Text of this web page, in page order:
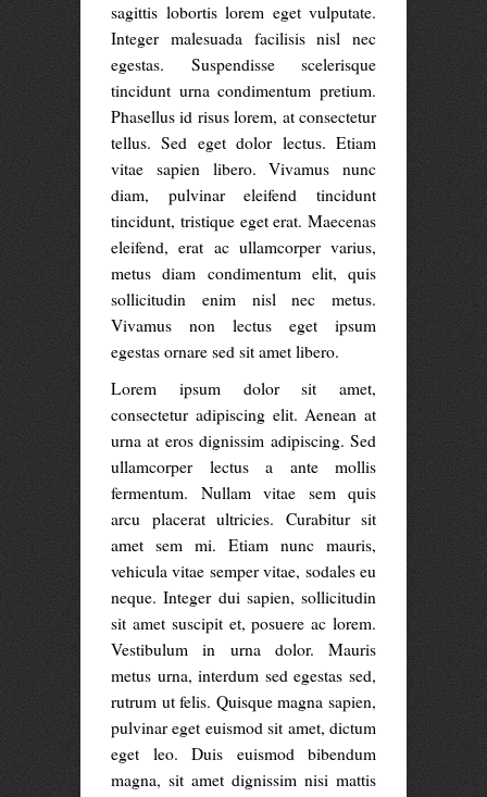
sagittis lobortis lorem eget vulputate.
Integer malesuada facilisis nisl nec
egestas. Suspendisse scelerisque
tincidunt urna condimentum pretium.
Phasellus id risus lorem, at consectetur
tellus. Sed eget dolor lectus. Etiam
vitae sapien libero. Vivamus nunc
diam, pulvinar eleifend tincidunt
tincidunt, tristique eget erat. Maecenas
eleifend, erat ac ullamcorper varius,
metus diam condimentum elit, quis
sollicitudin enim nisl nec metus.
Vivamus non lectus eget ipsum
egestas ornare sed sit amet libero.
Lorem ipsum dolor sit amet,
consectetur adipiscing elit. Aenean at
urna at eros dignissim adipiscing. Sed
ullamcorper lectus a ante mollis
fermentum. Nullam vitae sem quis
arcu placerat ultricies. Curabitur sit
amet sem mi. Etiam nunc mauris,
vehicula vitae semper vitae, sodales eu
neque. Integer dui sapien, sollicitudin
sit amet suscipit et, posuere ac lorem.
Vestibulum in urna dolor. Mauris
metus urna, interdum sed egestas sed,
rutrum ut felis. Quisque magna sapien,
pulvinar eget euismod sit amet, dictum
eget leo. Duis euismod bibendum
magna, sit amet dignissim nisi mattis